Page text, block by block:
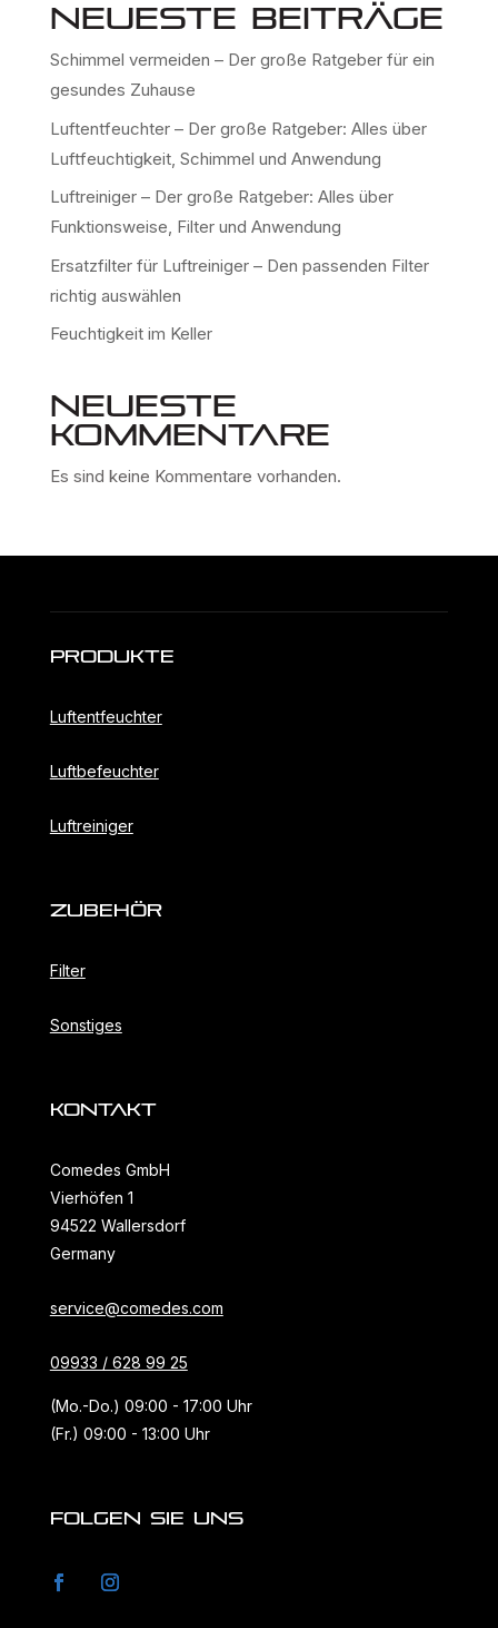
Neueste Beiträge
Schimmel vermeiden – Der große Ratgeber für ein
gesundes Zuhause
Luftentfeuchter – Der große Ratgeber: Alles über
Luftfeuchtigkeit, Schimmel und Anwendung
Luftreiniger – Der große Ratgeber: Alles über
Funktionsweise, Filter und Anwendung
Ersatzfilter für Luftreiniger – Den passenden Filter
richtig auswählen
Feuchtigkeit im Keller
Neueste
Kommentare
Es sind keine Kommentare vorhanden.
Produkte
Luftentfeuchter
Luftbefeuchter
Luftreiniger
ZubehöR
Filter
Sonstiges
KONTAKT
Comedes GmbH
Vierhöfen 1
94522 Wallersdorf
Germany
service@comedes.com
09933 / 628 99 25
(Mo.-Do.) 09:00 - 17:00 Uhr
(Fr.) 09:00 - 13:00 Uhr
FOLGEN SIE UNS